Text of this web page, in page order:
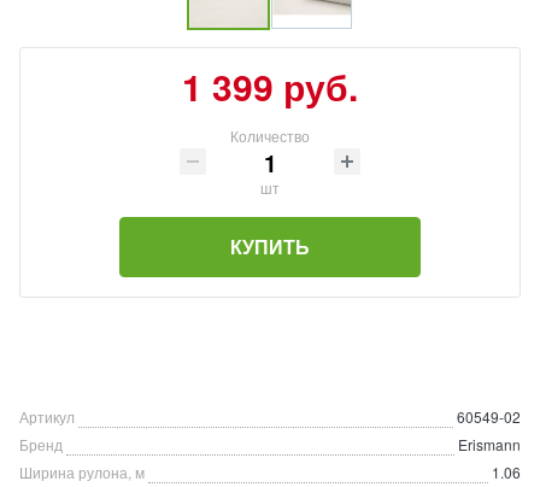
1 399 руб.
Количество
шт
КУПИТЬ
Артикул
60549-02
Бренд
Erismann
Ширина рулона, м
1.06